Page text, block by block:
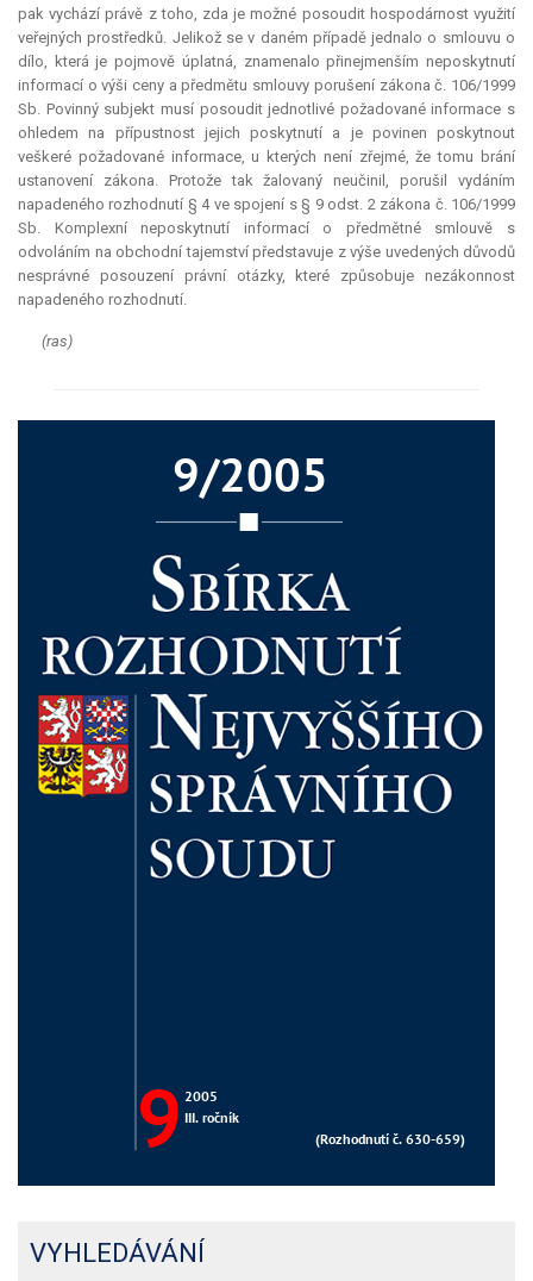
pak vychází právě z toho, zda je možné posoudit hospodárnost využití
veřejných prostředků. Jelikož se v daném případě jednalo o smlouvu o
dílo, která je pojmově úplatná, znamenalo přinejmenším neposkytnutí
informací o výši ceny a předmětu smlouvy porušení zákona č. 106/1999
Sb. Povinný subjekt musí posoudit jednotlivé požadované informace s
ohledem na přípustnost jejich poskytnutí a je povinen poskytnout
veškeré požadované informace, u kterých není zřejmé, že tomu brání
ustanovení zákona. Protože tak žalovaný neučinil, porušil vydáním
napadeného rozhodnutí § 4 ve spojení s § 9 odst. 2 zákona č. 106/1999
Sb. Komplexní neposkytnutí informací o předmětné smlouvě s
odvoláním na obchodní tajemství představuje z výše uvedených důvodů
nesprávné posouzení právní otázky, které způsobuje nezákonnost
napadeného rozhodnutí.
(ras)
VYHLEDÁVÁNÍ